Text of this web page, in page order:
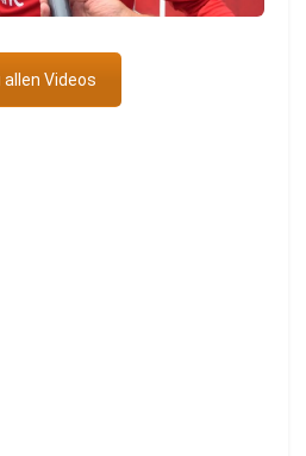
allen Videos